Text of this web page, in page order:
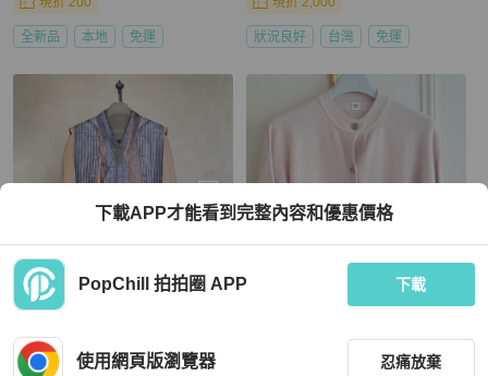
全新品 本地 免運 狀況良好 台灣 免運
COMME des Garçons Homme Plus
印花 大衣 外套
Hermes 2026春夏款 粉色針織外套
下載APP才能看到完整內容和優惠價格
PopChill 拍拍圈 APP 下載
使用網頁版瀏覽器 忍痛放棄